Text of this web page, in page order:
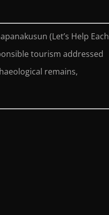
(Let’s Help Each
tourism addressed
remains,